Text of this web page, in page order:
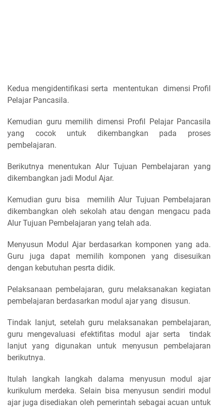
Kedua mengidentifikasi serta mententukan dimensi Profil
Pelajar Pancasila.
Kemudian guru memilih dimensi Profil Pelajar Pancasila
yang cocok untuk dikembangkan pada proses
pembelajaran.
Berikutnya menentukan Alur Tujuan Pembelajaran yang
dikembangkan jadi Modul Ajar.
Kemudian guru bisa memilih Alur Tujuan Pembelajaran
dikembangkan oleh sekolah atau dengan mengacu pada
Alur Tujuan Pembelajaran yang telah ada.
Menyusun Modul Ajar berdasarkan komponen yang ada.
Guru juga dapat memilih komponen yang disesuikan
dengan kebutuhan pesrta didik.
Pelaksanaan pembelajaran, guru melaksanakan kegiatan
pembelajaran berdasarkan modul ajar yang disusun.
Tindak lanjut, setelah guru melaksanakan pembelajaran,
guru mengevaluasi efektifitas modul ajar serta tindak
lanjut yang digunakan untuk menyusun pembelajaran
berikutnya.
Itulah langkah langkah dalama menyusun modul ajar
kurikulum merdeka. Selain bisa menyusun sendiri modul
ajar juga disediakan oleh pemerintah sebagai acuan untuk